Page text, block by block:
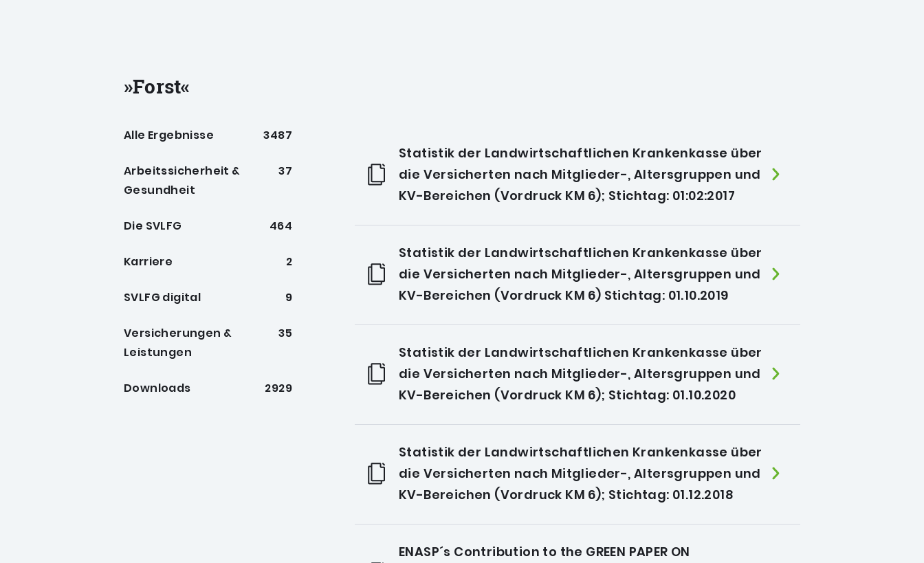
»Forst«
Suchergebnisse nach Themen filtern:
Alle Ergebnisse 3487
Arbeitssicherheit &
Gesundheit
37
Die SVLFG 464
Karriere 2
SVLFG digital 9
Versicherungen &
Leistungen
35
Downloads 2929
Statistik der Landwirtschaftlichen Krankenkasse über
die Versicherten nach Mitglieder-, Altersgruppen und
KV-Bereichen (Vordruck KM 6); Stichtag: 01:02:2017
Statistik der Landwirtschaftlichen Krankenkasse über
die Versicherten nach Mitglieder-, Altersgruppen und
KV-Bereichen (Vordruck KM 6) Stichtag: 01.10.2019
Statistik der Landwirtschaftlichen Krankenkasse über
die Versicherten nach Mitglieder-, Altersgruppen und
KV-Bereichen (Vordruck KM 6); Stichtag: 01.10.2020
Statistik der Landwirtschaftlichen Krankenkasse über
die Versicherten nach Mitglieder-, Altersgruppen und
KV-Bereichen (Vordruck KM 6); Stichtag: 01.12.2018
ENASP´s Contribution to the GREEN PAPER ON